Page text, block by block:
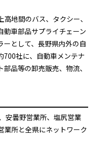
地間のバス、タクシー、
動車部品サプライチェーン
ーとして、長野県内外の自
700社に、自動車メンテナ
品等の卸売販売、物流、
安曇野営業所、塩尻営業
業所と全県にネットワーク